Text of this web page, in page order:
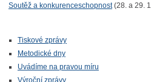
Soutěž a konkurenceschopnost(28. a 29.
Tiskové zprávy
Metodické dny
Uvádíme na pravou míru
Výroční zprávy